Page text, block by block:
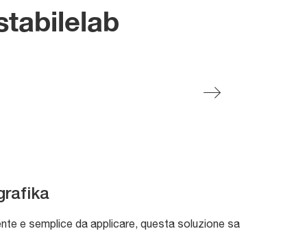
e semplice da applicare, questa soluzione sa